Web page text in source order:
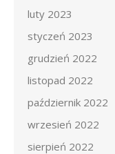
luty 2023
styczeń 2023
grudzień 2022
listopad 2022
październik 2022
wrzesień 2022
sierpień 2022